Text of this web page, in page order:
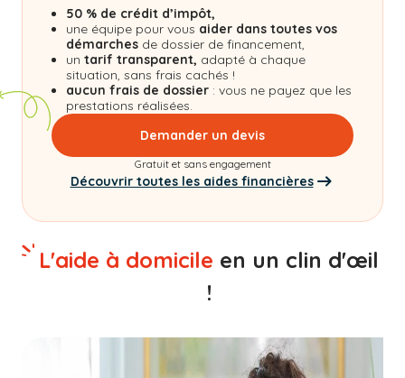
50 % de crédit d’impôt,
une équipe pour vous aider dans toutes vos
démarches de dossier de financement,
un tarif transparent, adapté à chaque
situation, sans frais cachés !
aucun frais de dossier : vous ne payez que les
prestations réalisées.
Demander un devis
Gratuit et sans engagement
Découvrir toutes les aides financières
L'aide à domicile en un clin d'œil
!